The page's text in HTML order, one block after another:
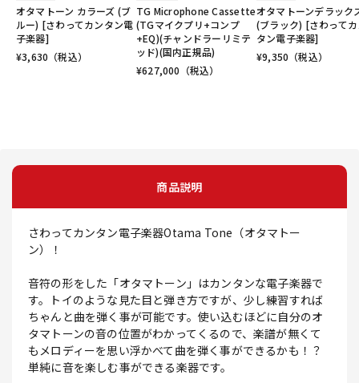
オタマトーン カラーズ (ブ
ルー) [さわってカンタン電
子楽器]
¥3,630 （税込）
TG Microphone Cassette
(TGマイクプリ+コンプ
+EQ)(チャンドラーリミテ
ッド)(国内正規品)
¥627,000 （税込）
オタマトーンデラック
(ブラック) [さわって
タン電子楽器]
¥9,350 （税込）
商品説明
さわってカンタン電子楽器Otama Tone（オタマトー
ン）！
音符の形をした「オタマトーン」はカンタンな電子楽器で
す。トイのような見た目と弾き方ですが、少し練習すれば
ちゃんと曲を弾く事が可能です。使い込むほどに自分のオ
タマトーンの音の位置がわかってくるので、楽譜が無くて
もメロディーを思い浮かべて曲を弾く事ができるかも！？
単純に音を楽しむ事ができる楽器です。